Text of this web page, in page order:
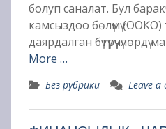
болуп саналат. Бул
камсыздоо бөлүмү
даярдалган бүтүрүүчүлөрдү
More …
Без рубрики Leave a